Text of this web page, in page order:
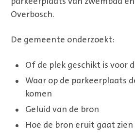
Overbosch.
De gemeente onderzoekt:
Of de plek geschikt is voor
Waar op de parkeerplaats
komen
Geluid van de bron
Hoe de bron eruit gaat zien